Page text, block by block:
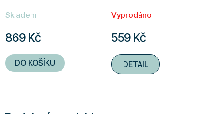
Skladem
869 Kč
DO KOŠÍKU
Vyprodáno
559 Kč
DETAIL